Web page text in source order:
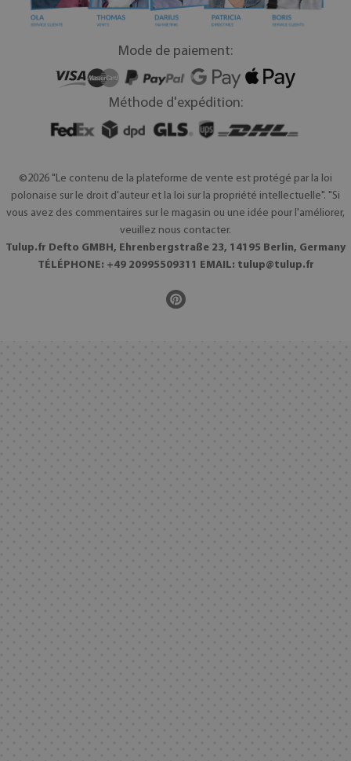
Mode de paiement:
Méthode d'expédition:
©2026 "Le contenu de la plateforme de vente est protégé par la loi
polonaise sur le droit d'auteur et la loi sur la propriété intellectuelle". "Si
vous avez des commentaires sur le magasin ou une idée pour l'améliorer,
veuillez nous contacter.
Tulup.fr Defto GMBH, Ehrenbergstraße 23, 14195 Berlin, Germany
TÉLÉPHONE: +49 20995509311 EMAIL: tulup@tulup.fr